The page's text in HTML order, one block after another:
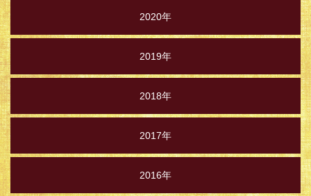
2020年
2019年
2018年
2017年
2016年